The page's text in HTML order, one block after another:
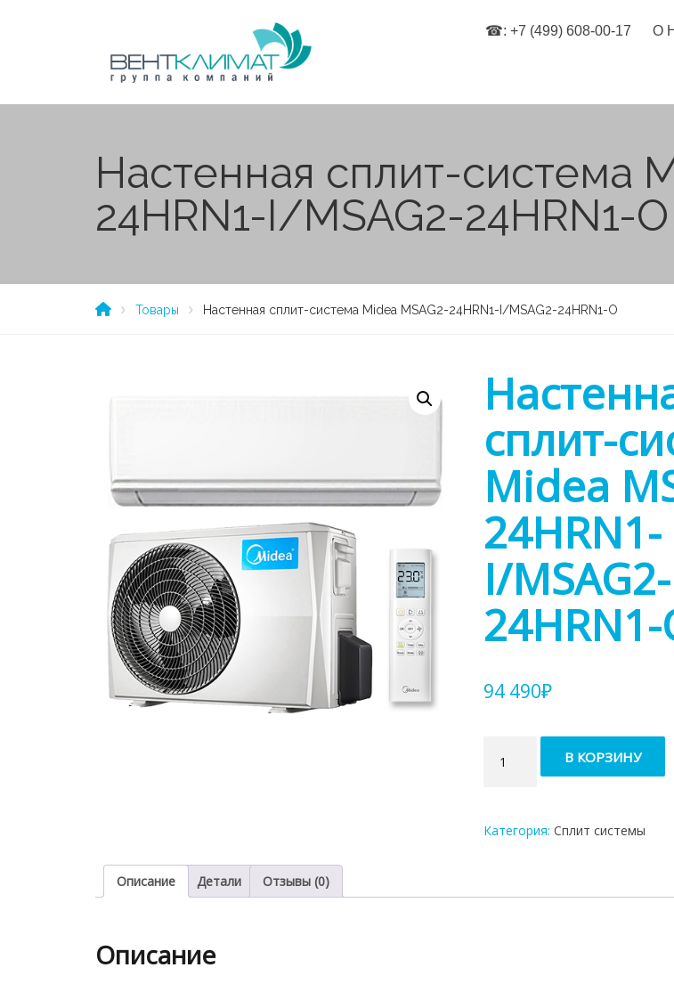
☎: +7 (499) 608-00-17 О
Настенная сплит-система
24HRN1-I/MSAG2-24HRN1-O
Товары Настенная сплит-система Midea MSAG2-24HRN1-I/MSAG2-24HRN1-O
сплит-
Midea
24HRN1-
I/MSAG2-
24HRN1-
94 490₽
товара
Настенная
Midea
I/MSAG2-
В КОРЗИНУ
Категория: Сплит системы
Описание Детали Отзывы (0)
Описание